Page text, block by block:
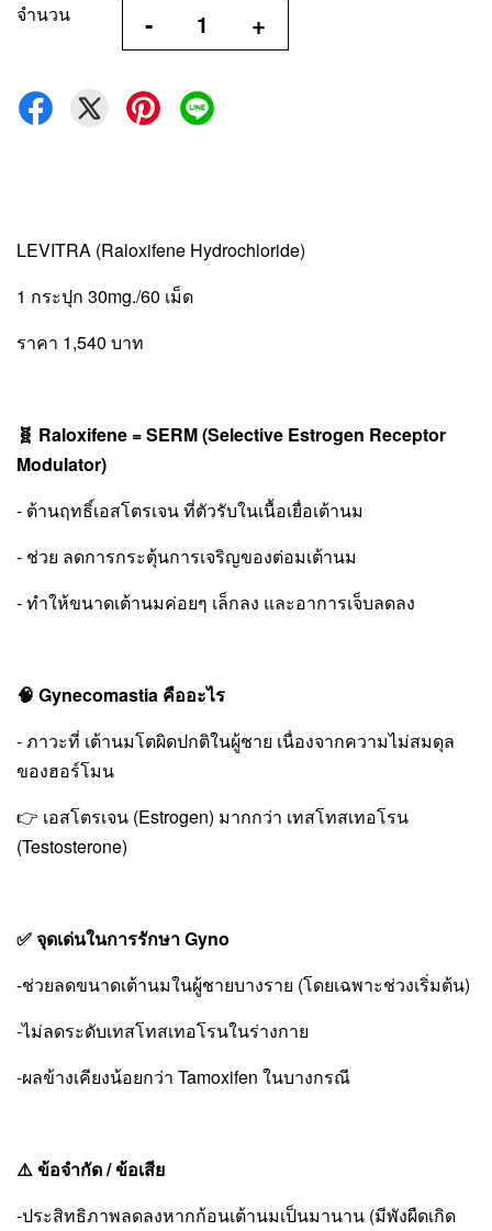
จำนวน - +
LEVITRA (Raloxifene Hydrochloride)
1 กระปุก 30mg./60 เม็ด
ราคา 1,540 บาท
🧬 Raloxifene = SERM (Selective Estrogen Receptor
Modulator)
- ต้านฤทธิ์เอสโตรเจน ที่ตัวรับในเนื้อเยื่อเต้านม
- ช่วย ลดการกระตุ้นการเจริญของต่อมเต้านม
- ทำให้ขนาดเต้านมค่อยๆ เล็กลง และอาการเจ็บลดลง
🧠 Gynecomastia คืออะไร
- ภาวะที่ เต้านมโตผิดปกติในผู้ชาย เนื่องจากความไม่สมดุล
ของฮอร์โมน
👉 เอสโตรเจน (Estrogen) มากกว่า เทสโทสเทอโรน
(Testosterone)
✅ จุดเด่นในการรักษา Gyno
-ช่วยลดขนาดเต้านมในผู้ชายบางราย (โดยเฉพาะช่วงเริ่มต้น)
-ไม่ลดระดับเทสโทสเทอโรนในร่างกาย
-ผลข้างเคียงน้อยกว่า Tamoxifen ในบางกรณี
⚠️ ข้อจำกัด / ข้อเสีย
-ประสิทธิภาพลดลงหากก้อนเต้านมเป็นมานาน (มีพังผืดเกิด